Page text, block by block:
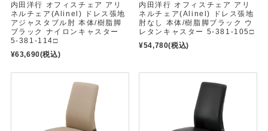
内田洋行 オフィスチェア アリ
ネルチェア(Alinel) ドレス張地
アジャスタブル肘 本体/樹脂脚
ブラック ナイロンキャスター
5-381-114□
¥63,690(税込)
内田洋行 オフィスチェア アリ
ネルチェア(Alinel) ドレス張地
肘なし 本体/樹脂脚ブラック ウ
レタンキャスター 5-381-105□
¥54,780(税込)